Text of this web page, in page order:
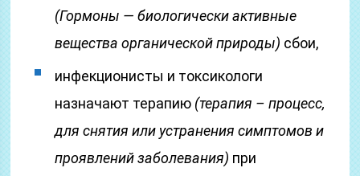
(Гормоны — биологически активные
вещества органической природы) сбои,
инфекционисты и токсикологи
назначают терапию (терапия – процесс,
для снятия или устранения симптомов и
проявлений заболевания) при